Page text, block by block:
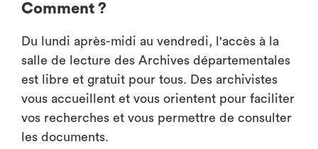
Comment ?
Du lundi après-midi au vendredi, l'accès à la
salle de lecture des Archives départementales
est libre et gratuit pour tous. Des archivistes
vous accueillent et vous orientent pour faciliter
vos recherches et vous permettre de consulter
les documents.